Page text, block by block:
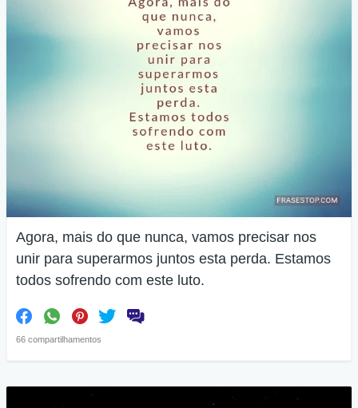
Agora, mais do que nunca, vamos precisar nos
unir para superarmos juntos esta perda. Estamos
todos sofrendo com este luto.
66 compartilhamentos